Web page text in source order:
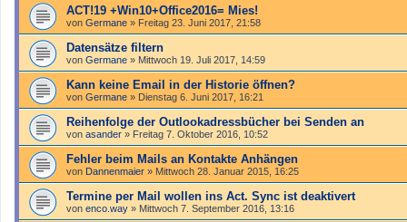
ACT!19 +Win10+Office2016= Mies!
von Germane » Freitag 23. Juni 2017, 21:58
Datensätze filtern
von Germane » Mittwoch 19. Juli 2017, 14:59
Kann keine Email in der Historie öffnen?
von Germane » Dienstag 6. Juni 2017, 16:21
Reihenfolge der Outlookadressbücher bei Senden an
von asander » Freitag 7. Oktober 2016, 10:52
Fehler beim Mails an Kontakte Anhängen
von Dannenmaier » Mittwoch 28. Januar 2015, 16:25
Termine per Mail wollen ins Act. Sync ist deaktivert
von enco.way » Mittwoch 7. September 2016, 13:16